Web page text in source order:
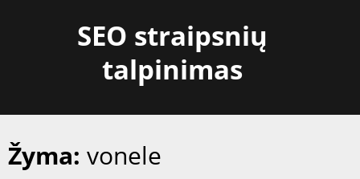
SEO straipsnių
talpinimas
Žyma: vonele